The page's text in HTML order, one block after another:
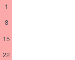
1
8
15
22